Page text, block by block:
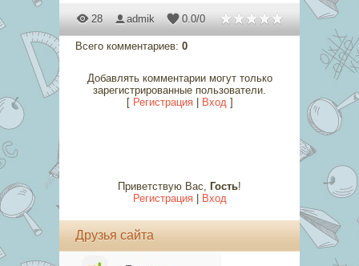
28 admik 0.0/0
Всего комментариев: 0
Добавлять комментарии могут только
зарегистрированные пользователи.
[ Регистрация| Вход]
Приветствую Вас, Гость!
Регистрация| Вход
Друзья сайта